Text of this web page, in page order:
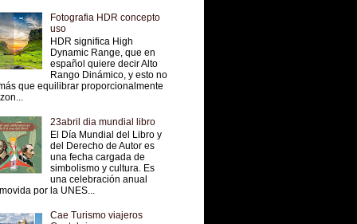
Fotografia HDR concepto
uso
HDR significa High
Dynamic Range, que en
español quiere decir Alto
Rango Dinámico, y esto no
que equilibrar proporcionalmente
23abril dia mundial libro
El Día Mundial del Libro y
del Derecho de Autor es
una fecha cargada de
simbolismo y cultura. Es
una celebración anual
por la UNES...
Cae Turismo viajeros